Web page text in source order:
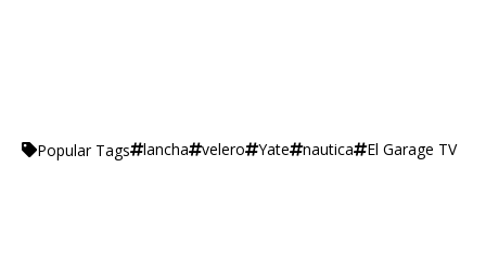
Popular Tags lancha velero Yate nautica El Garage TV